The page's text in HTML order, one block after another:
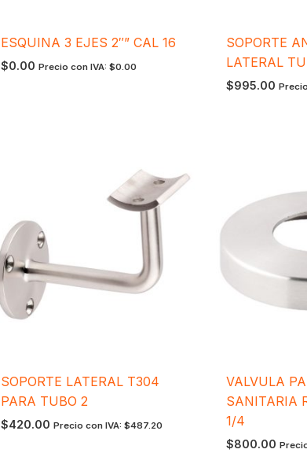
ESQUINA 3 EJES 2″” CAL 16
$0.00 Precio con IVA:$0.00
SOPORTE
LATERAL
$995.00
SOPORTE LATERAL T304
PARA TUBO 2
$420.00 Precio con IVA:$487.20
VALVULA
SANITARIA
1/4
$800.00